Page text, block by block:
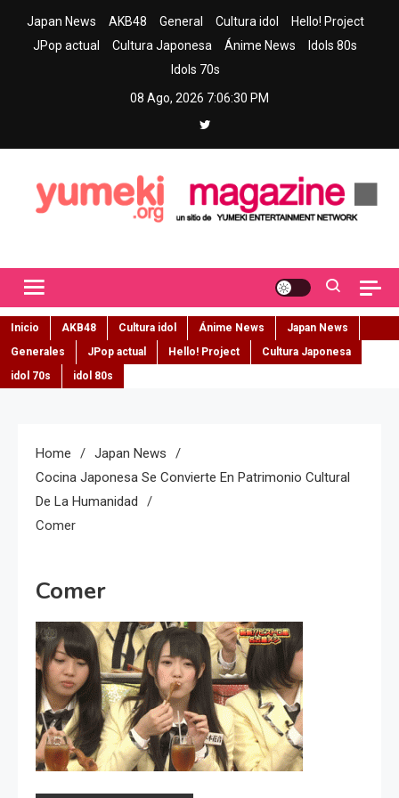
Japan News AKB48 General Cultura idol
Hello! Project
JPop actual
Cultura Japonesa Ánime News
Idols 80s
Idols 70s
08 Ago, 2026 7:06:31 PM
Inicio AKB48 Cultura idol Ánime News
Japan News
Generales
JPop actual Hello! Project
Cultura Japonesa
idol 70s
idol 80s
Home
Japan News
Cocina Japonesa Se Convierte En Patrimonio Cultural
De La Humanidad
Comer
Comer